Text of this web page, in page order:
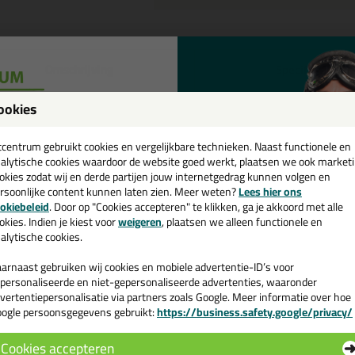
Specificaties
It Silicon 218 in NCS kleur in
de Seal-It Silicon 218 in NCS kleur in NCS S 3010 B90G vandaag
je meer weten over de toepassing en kenmerken van dit product?Lees
gebruikt cookies en vergelijkbare technieken. Naast functionele en
cookies waardoor de website goed werkt, plaatsen we ook
zodat wij en derde partijen jouw internetgedrag kunnen volgen en
content kunnen laten zien. Meer weten?Lees hier ons
. Door op "Cookies accepteren" te klikken, ga je akkoord met alle
Indien je kiest voorweigeren, plaatsen we alleen functionele en
cookies.
gebruiken wij cookies en mobiele advertentie-ID’s voor
en niet-gepersonaliseerde advertenties, waaronder
via partners zoals Google. Meer informatie over hoe
persoonsgegevens gebruikt:https://business.safety.google/privacy/
Cookies accepteren
💚
en ontvang een
€35,-bij je eerste bestelling!
de actiecode ›